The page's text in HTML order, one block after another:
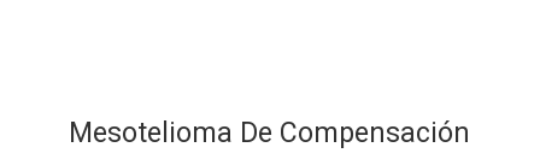
Mesotelioma De Compensación